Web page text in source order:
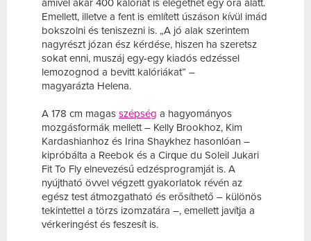
amivel akár 400 kalóriát is elégethet egy óra alatt.
Emellett, illetve a fent is említett úszáson kívül imád
bokszolni és teniszezni is. „A jó alak szerintem
nagyrészt józan ész kérdése, hiszen ha szeretsz
sokat enni, muszáj egy-egy kiadós edzéssel
lemozognod a bevitt kalóriákat” –
magyarázta Helena.
A 178 cm magas szépség a hagyományos
mozgásformák mellett – Kelly Brookhoz, Kim
Kardashianhoz és Irina Shaykhez hasonlóan –
kipróbálta a Reebok és a Cirque du Soleil Jukari
Fit To Fly elnevezésű edzésprogramját is. A
nyújtható övvel végzett gyakorlatok révén az
egész test átmozgatható és erősíthető – különös
tekintettel a törzs izomzatára –, emellett javítja a
vérkeringést és feszesít is.